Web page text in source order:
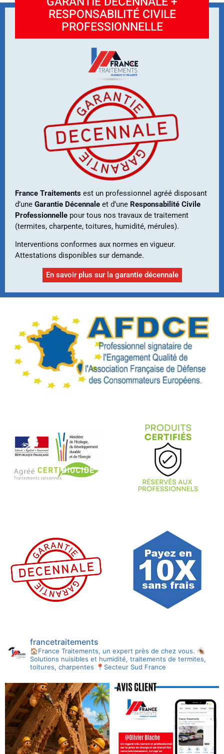
RESPONSABILITÉ CIVILE
PROFESSIONNELLE
France Traitements est un professionnel agréé disposant
d’une Garantie Décennale et d’une Responsabilité Civile
Professionnelle pour tous nos travaux de traitement
(termites, charpente, toitures, humidité, mérules).
Interventions conformes aux normes en vigueur.
Attestations disponibles sur demande.
En savoir plus sur la garantie décennale
francetraitements
🏠France Traitements, un expert près de chez vous. 🪳
Solutions nuisibles et humidité, traitements de termites,
toitures, charpentes 📍Secteur Sud France